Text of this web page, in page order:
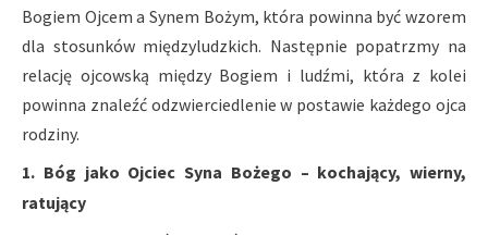
Bogiem Ojcem a Synem Bożym, która powinna być wzorem
dla stosunków międzyludzkich. Następnie popatrzmy na
relację ojcowską między Bogiem i ludźmi, która z kolei
powinna znaleźć odzwierciedlenie w postawie każdego ojca
rodziny.
1. Bóg jako Ojciec Syna Bożego – kochający, wierny,
ratujący